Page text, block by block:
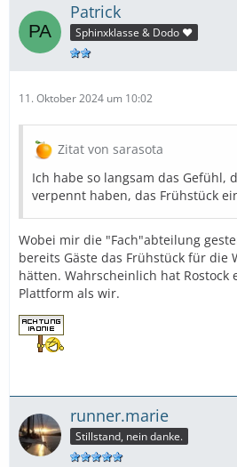
Patrick
Sphinxklasse & Dodo ❤️
11. Oktober 2024 um 10:02
Zitat von sarasota
Ich habe so langsam das Gefühl,
verpennt haben, das Frühstück
Wobei mir die "Fach"abteilung
bereits Gäste das Frühstück für die
hätten. Wahrscheinlich hat Rostock
Plattform als wir.
runner.marie
Stillstand, nein danke.